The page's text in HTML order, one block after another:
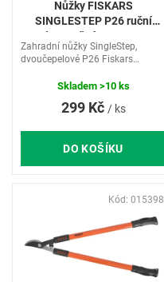
Nůžky FISKARS
SINGLESTEP P26 ruční
dvousečné 1000567
299 Kč / ks
DO KOŠÍKU
Zahradní nůžky SingleStep,
dvoučepelové P26 Fiskars
nerezové oceli mají ergonomicky
extra pevného polyamidu.
Skladem >10 ks
Kód: 015398